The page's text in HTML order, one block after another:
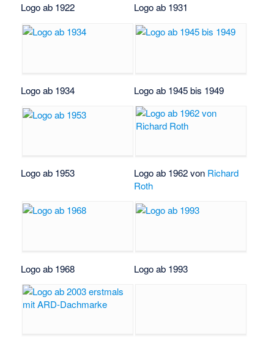
Logo ab 1922 Logo ab 1931
Logo ab 1934 Logo ab 1945 bis 1949
Logo ab 1953 Logo ab 1962 von Richard
Roth
Logo ab 1968 Logo ab 1993